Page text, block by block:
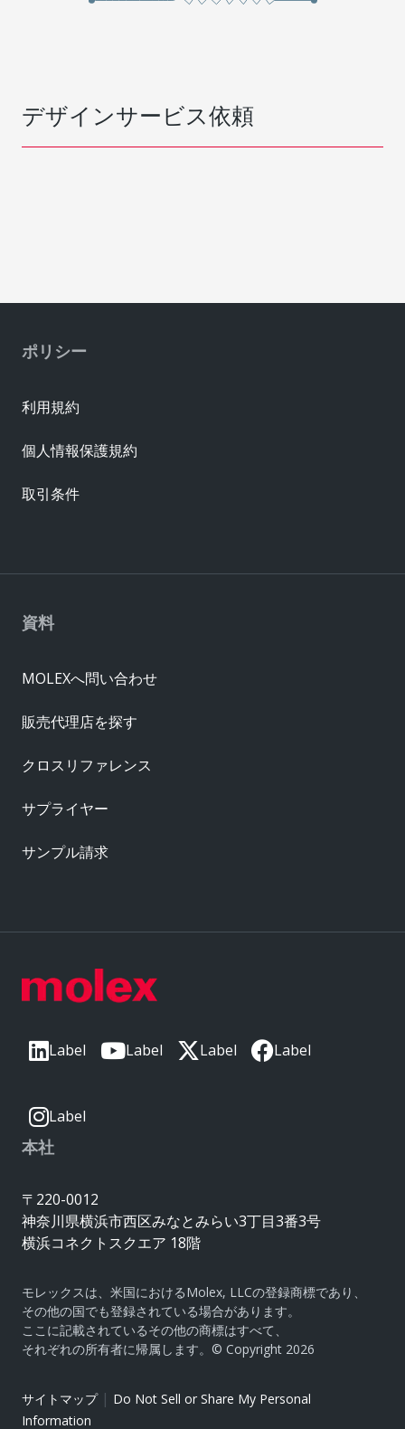
デザインサービス依頼
Label Label Label Label
Label
本社
〒220-0012
神奈川県横浜市西区みなとみらい3丁目3番3号
横浜コネクトスクエア 18階
モレックスは、米国におけるMolex, LLCの登録商標であり、
その他の国でも登録されている場合があります。
ここに記載されているその他の商標はすべて、
それぞれの所有者に帰属します。© Copyright 2026
サイトマップ| Do Not Sell or Share My Personal
Information
資料
MOLEXへ問い合わせ
販売代理店を探す
クロスリファレンス
サプライヤー
サンプル請求
ポリシー
利用規約
個人情報保護規約
取引条件